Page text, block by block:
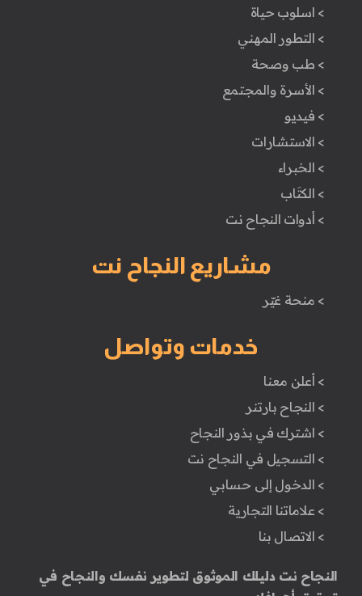
> اسلوب حياة
> التطور المهني
> طب وصحة
> الأسرة والمجتمع
> فيديو
> الاستشارات
> الخبراء
> الكتَاب
> أدوات النجاح نت
مشاريع النجاح نت
> منحة غيّر
خدمات وتواصل
> أعلن معنا
> النجاح بارتنر
> اشترك في بذور النجاح
> التسجيل في النجاح نت
> الدخول إلى حسابي
> علاماتنا التجارية
> الاتصال بنا
النجاح نت دليلك الموثوق لتطوير نفسك والنجاح في